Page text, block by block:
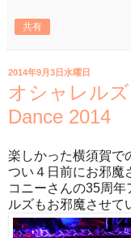
共有
2014年9月3日水曜日
オシャレル
Dance 2014
楽しかった横須賀で
つい４日前にお邪魔
コニーさんの35周
ルズもお邪魔させて